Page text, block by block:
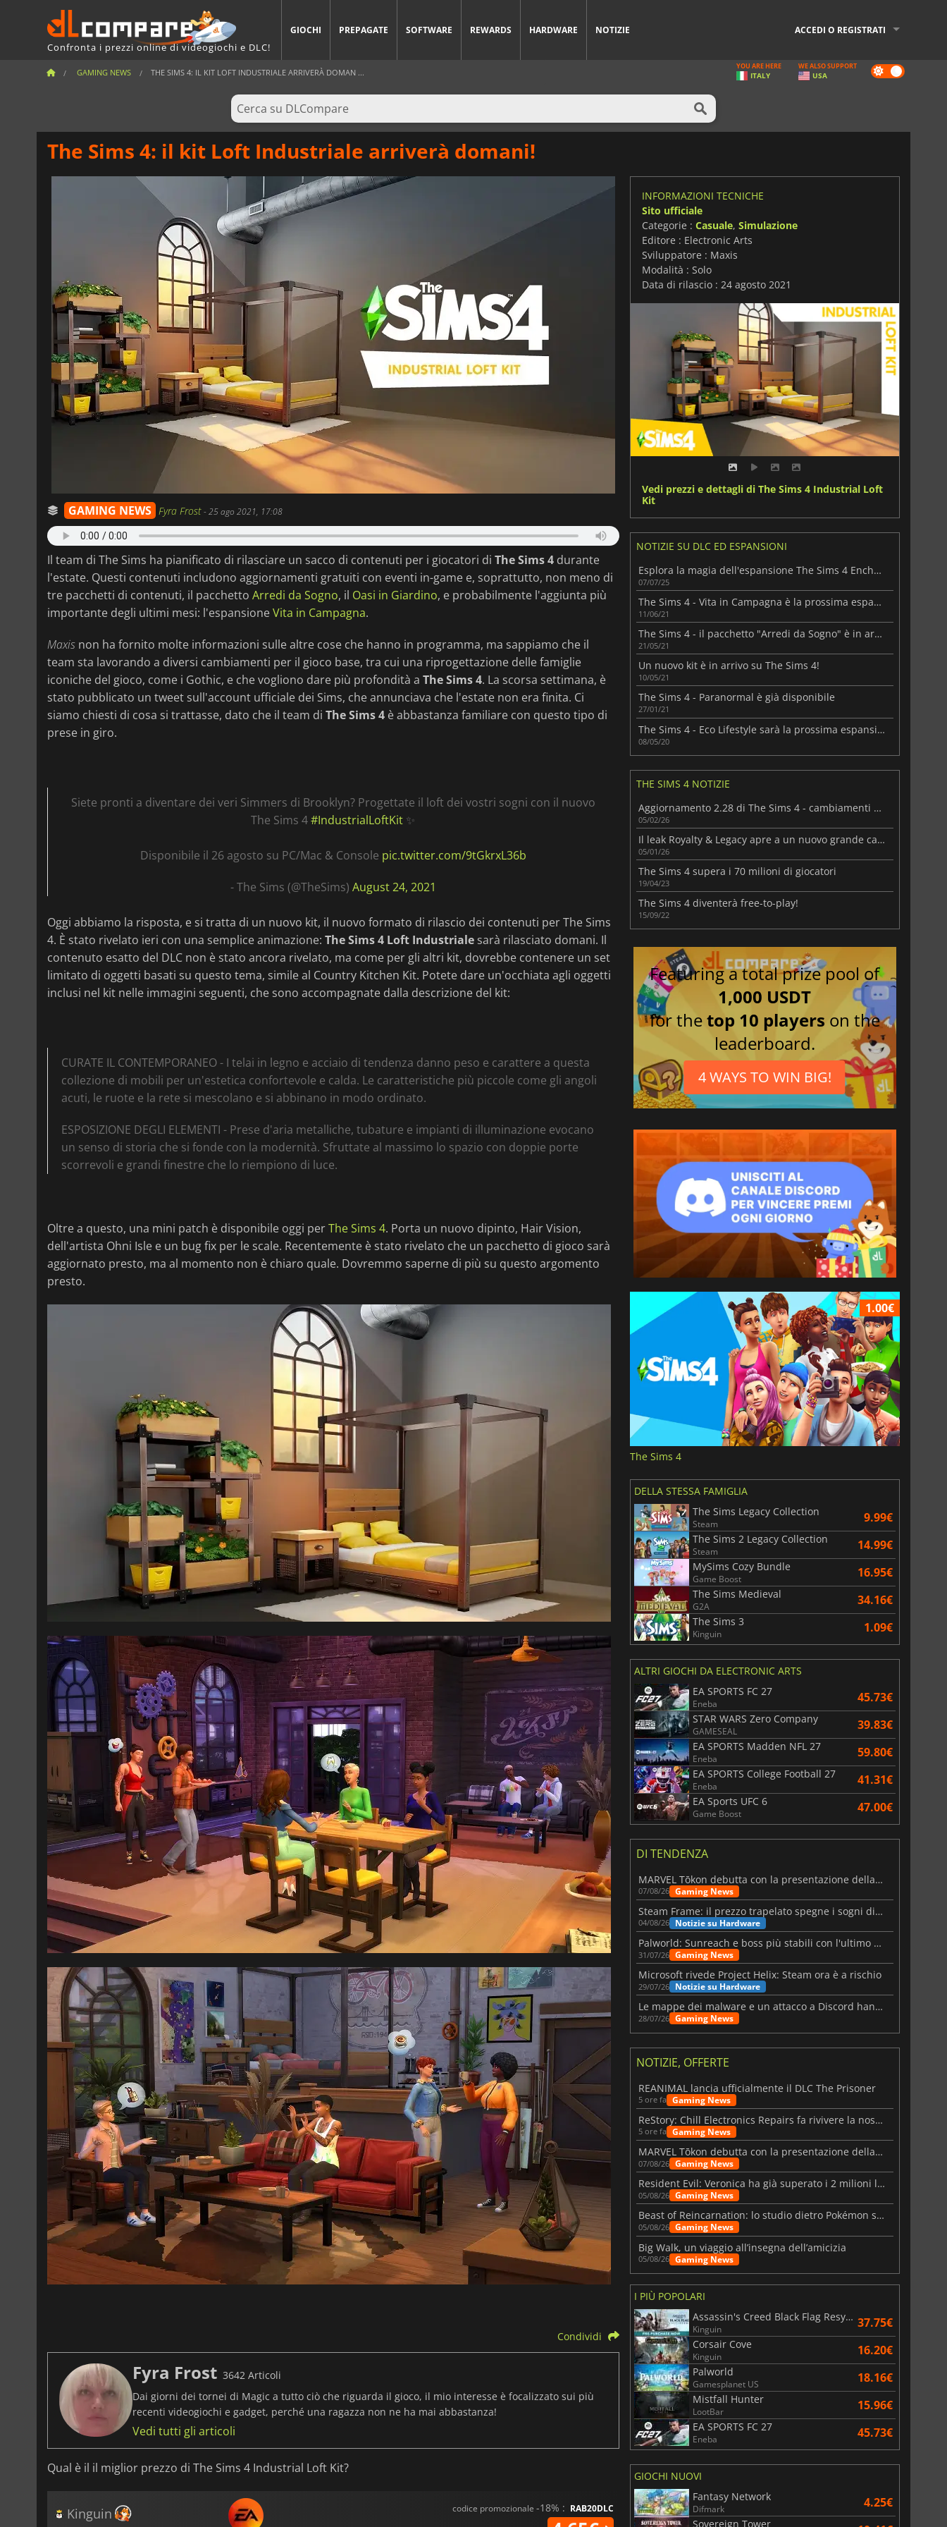
Confronta i prezzi online di videogiochi e DLC!
GIOCHI PREPAGATE SOFTWARE REWARDS HARDWARE NOTIZIE ACCEDI O REGISTRATI
GAMING NEWS THE SIMS 4: IL KIT LOFT INDUSTRIALE ARRIVERÀ DOMAN ... Dark
mode
YOU ARE HERE
ITALY
WE ALSO SUPPORT
USA
The Sims 4: il kit Loft Industriale arriverà domani!
GAMING NEWS Fyra Frost-25 ago 2021, 17:08
Il team di The Sims ha pianificato di rilasciare un sacco di contenuti per i giocatori di The Sims 4 durante
l'estate. Questi contenuti includono aggiornamenti gratuiti con eventi in-game e, soprattutto, non meno di
tre pacchetti di contenuti, il pacchetto Arredi da Sogno, il Oasi in Giardino, e probabilmente l'aggiunta più
importante degli ultimi mesi: l'espansioneVita in Campagna.
Maxis non ha fornito molte informazioni sulle altre cose che hanno in programma, ma sappiamo che il
team sta lavorando a diversi cambiamenti per il gioco base, tra cui una riprogettazione delle famiglie
iconiche del gioco, come i Gothic, e che vogliono dare più profondità a The Sims 4. La scorsa settimana, è
stato pubblicato un tweet sull'account ufficiale dei Sims, che annunciava che l'estate non era finita. Ci
siamo chiesti di cosa si trattasse, dato che il team di The Sims 4 è abbastanza familiare con questo tipo di
prese in giro.
Siete pronti a diventare dei veri Simmers di Brooklyn? Progettate il loft dei vostri sogni con il nuovo
The Sims 4#IndustrialLoftKit ✨
Disponibile il 26 agosto su PC/Mac & Console pic.twitter.com/9tGkrxL36b
- The Sims (@TheSims) August 24, 2021
Oggi abbiamo la risposta, e si tratta di un nuovo kit, il nuovo formato di rilascio dei contenuti per The Sims
4. È stato rivelato ieri con una semplice animazione: The Sims 4 Loft Industriale sarà rilasciato domani. Il
contenuto esatto del DLC non è stato ancora rivelato, ma come per gli altri kit, dovrebbe contenere un set
limitato di oggetti basati su questo tema, simile al Country Kitchen Kit. Potete dare un'occhiata agli oggetti
inclusi nel kit nelle immagini seguenti, che sono accompagnate dalla descrizione del kit:
CURATE IL CONTEMPORANEO - I telai in legno e acciaio di tendenza danno peso e carattere a questa
collezione di mobili per un'estetica confortevole e calda. Le caratteristiche più piccole come gli angoli
acuti, le ruote e la rete si mescolano e si abbinano in modo ordinato.
ESPOSIZIONE DEGLI ELEMENTI - Prese d'aria metalliche, tubature e impianti di illuminazione evocano
un senso di storia che si fonde con la modernità. Sfruttate al massimo lo spazio con doppie porte
scorrevoli e grandi finestre che lo riempiono di luce.
Oltre a questo, una mini patch è disponibile oggi perThe Sims 4. Porta un nuovo dipinto, Hair Vision,
dell'artista Ohni Isle e un bug fix per le scale. Recentemente è stato rivelato che un pacchetto di gioco sarà
aggiornato presto, ma al momento non è chiaro quale. Dovremmo saperne di più su questo argomento
presto.
Condividi
Fyra Frost 3642 Articoli
Dai giorni dei tornei di Magic a tutto ciò che riguarda il gioco, il mio interesse è focalizzato sui più
recenti videogiochi e gadget, perché una ragazza non ne ha mai abbastanza!
Vedi tutti gli articoli
Qual è il il miglior prezzo di The Sims 4 Industrial Loft Kit?
Kinguin codice promozionale -18% : RAB20DLC
INFORMAZIONI TECNICHE
Sito ufficiale
Categorie : Casuale, Simulazione
Editore : Electronic Arts
Sviluppatore : Maxis
Modalità : Solo
Data di rilascio : 24 agosto 2021
Vedi prezzi e dettagli di The Sims 4 Industrial Loft
Kit
NOTIZIE SU DLC ED ESPANSIONI
Esplora la magia dell'espansione The Sims 4 Enchanted by Nature
07/07/25
The Sims 4 - Vita in Campagna è la prossima espansione!
11/06/21
The Sims 4 - il pacchetto "Arredi da Sogno" è in arrivo!
21/05/21
Un nuovo kit è in arrivo su The Sims 4!
10/05/21
The Sims 4 - Paranormal è già disponibile
27/01/21
The Sims 4 - Eco Lifestyle sarà la prossima espansione!
08/05/20
THE SIMS 4 NOTIZIE
Aggiornamento 2.28 di The Sims 4 - cambiamenti che piaceranno
05/02/26
Il leak Royalty & Legacy apre a un nuovo grande capitolo di The Sims 4
05/01/26
The Sims 4 supera i 70 milioni di giocatori
19/04/23
The Sims 4 diventerà free-to-play!
15/09/22
Featuring a total prize pool of
1,000 USDT
for thetop 10 players on the
leaderboard.
4 WAYS TO WIN BIG!
1.00€
The Sims 4
DELLA STESSA FAMIGLIA
The Sims Legacy Collection
Steam 9.99€
The Sims 2 Legacy Collection
Steam 14.99€
MySims Cozy Bundle
Game Boost 16.95€
The Sims Medieval
G2A 34.16€
The Sims 3
Kinguin 1.09€
ALTRI GIOCHI DA ELECTRONIC ARTS
EA SPORTS FC 27
Eneba 45.73€
STAR WARS Zero Company
GAMESEAL 39.83€
EA SPORTS Madden NFL 27
Eneba 59.80€
EA SPORTS College Football 27
Eneba 41.31€
EA Sports UFC 6
Game Boost 47.00€
DI TENDENZA
MARVEL Tōkon debutta con la presentazione della roadmap per il primo anno
07/08/26 Gaming News
Steam Frame: il prezzo trapelato spegne i sogni di un VR economico
04/08/26 Notizie su Hardware
Palworld: Sunreach e boss più stabili con l'ultimo update
31/07/26 Gaming News
Microsoft rivede Project Helix: Steam ora è a rischio
29/07/26 Notizie su Hardware
Le mappe dei malware e un attacco a Discord hanno colpito Meccha Chameleon
28/07/26 Gaming News
NOTIZIE, OFFERTE
REANIMAL lancia ufficialmente il DLC The Prisoner
5 ore fa Gaming News
ReStory: Chill Electronics Repairs fa rivivere la nostalgia degli anni 2000
5 ore fa Gaming News
MARVEL Tōkon debutta con la presentazione della roadmap per il primo anno
07/08/26 Gaming News
Resident Evil: Veronica ha già superato i 2 milioni liste dei desideri
05/08/26 Gaming News
Beast of Reincarnation: lo studio dietro Pokémon su una nuova strada
05/08/26 Gaming News
Big Walk, un viaggio all’insegna dell’amicizia
05/08/26 Gaming News
I PIÙ POPOLARI
Assassin's Creed Black Flag Resynced
Kinguin 37.75€
Corsair Cove
Kinguin 16.20€
Palworld
Gamesplanet US 18.16€
Mistfall Hunter
LootBar 15.96€
EA SPORTS FC 27
Eneba 45.73€
GIOCHI NUOVI
Fantasy Network
Difmark 4.25€
Sovereign Tower